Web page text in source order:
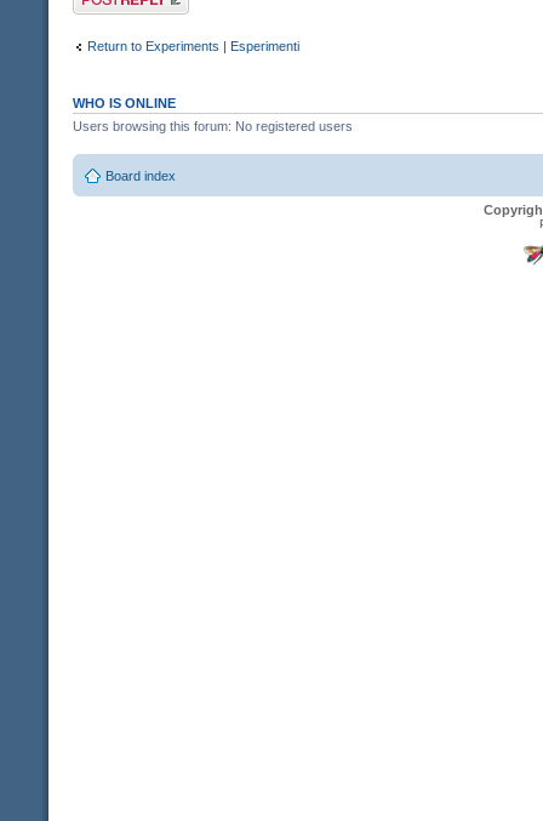
Return to Experiments | Esperimenti
WHO IS ONLINE
Users browsing this forum: No registered users
Board index